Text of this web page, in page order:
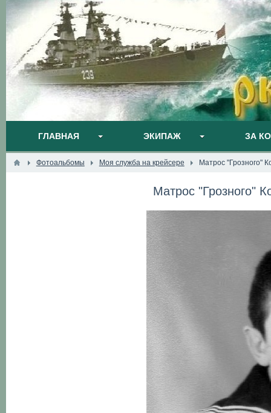
ГЛАВНАЯ ЭКИПАЖ ЗА
Фотоальбомы Моя служба на крейсере Матрос "Грозного"
Матрос "Грозного"